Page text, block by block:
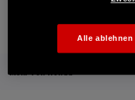
Mehr von Honda
Alle ablehnen